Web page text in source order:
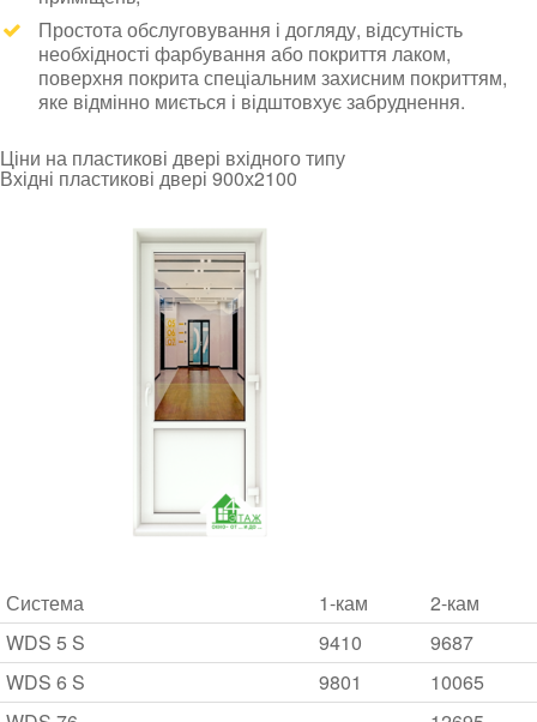
Простота обслуговування і догляду, відсутність
необхідності фарбування або покриття лаком,
поверхня покрита спеціальним захисним покриттям,
яке відмінно миється і відштовхує забруднення.
Ціни на пластикові двері вхідного типу
Вхідні пластикові двері 900х2100
Система 1-кам
2-кам
WDS 5 S
9410
9687
WDS 6 S
9801
10065